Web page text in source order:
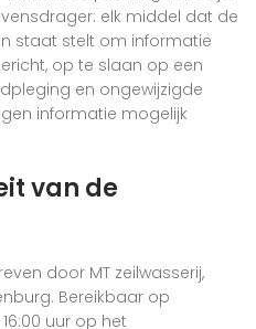
elk middel dat de
staat stelt om informatie
op te slaan op een
en ongewijzigde
informatie mogelijk
van de
door MT zeilwasserij,
Bereikbaar op
uur op het